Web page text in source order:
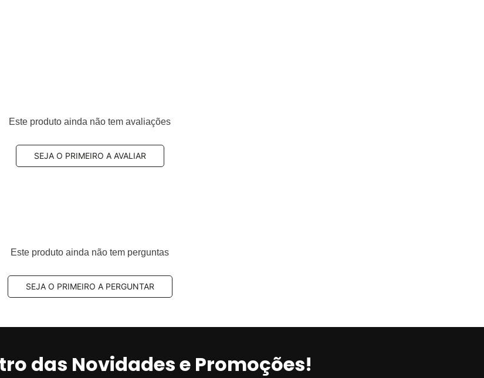
Este produto ainda não tem avaliações
SEJA O PRIMEIRO A AVALIAR
Este produto ainda não tem perguntas
SEJA O PRIMEIRO A PERGUNTAR
das Novidades e Promoções!